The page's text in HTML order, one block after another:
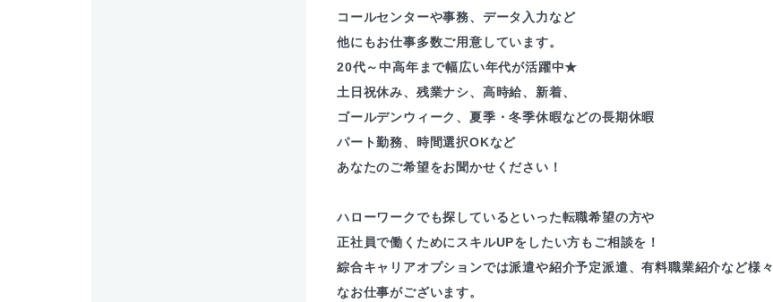
コールセンターや事務、データ入力など
他にもお仕事多数ご用意しています。
20代～中高年まで幅広い年代が活躍中★
土日祝休み、残業ナシ、高時給、新着、
ゴールデンウィーク、夏季・冬季休暇などの長期休暇
パート勤務、時間選択OKなど
あなたのご希望をお聞かせください！
ハローワークでも探しているといった転職希望の方や
正社員で働くためにスキルUPをしたい方もご相談を！
綜合キャリアオプションでは派遣や紹介予定派遣、有料職業紹介など様々
なお仕事がございます。